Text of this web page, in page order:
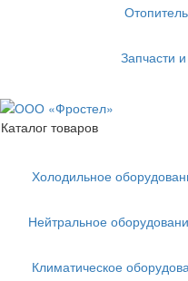
Запчасти
Каталог товаров
Холодильное
Нейтральное
Климатическое